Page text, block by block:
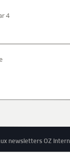
4
newsletters OZ